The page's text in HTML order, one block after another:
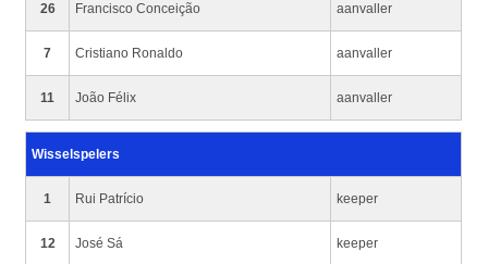
26 Francisco Conceição aanvaller
7 Cristiano Ronaldo aanvaller
11 João Félix aanvaller
Wisselspelers
1 Rui Patrício keeper
12 José Sá keeper